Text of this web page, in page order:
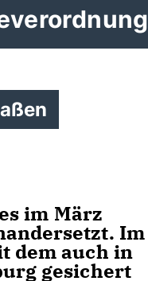
im März
Im
dem auch in
gesichert